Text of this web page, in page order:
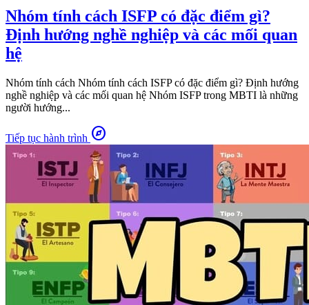
Nhóm tính cách ISFP có đặc điểm gì?
Định hướng nghề nghiệp và các mối quan
hệ
Nhóm tính cách Nhóm tính cách ISFP có đặc điểm gì? Định hướng
nghề nghiệp và các mối quan hệ Nhóm ISFP trong MBTI là những
người hướng...
Tiếp tục hành trình explore